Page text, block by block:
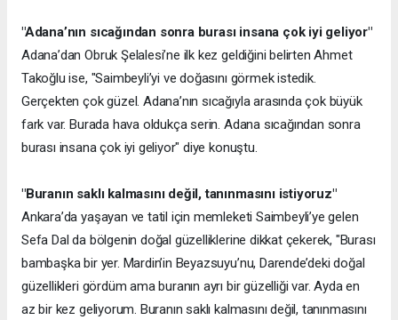
"Adana’nın sıcağından sonra burası insana çok iyi geliyor"
Adana’dan Obruk Şelalesi’ne ilk kez geldiğini belirten Ahmet
Takoğlu ise, "Saimbeyli’yi ve doğasını görmek istedik.
Gerçekten çok güzel. Adana’nın sıcağıyla arasında çok büyük
fark var. Burada hava oldukça serin. Adana sıcağından sonra
burası insana çok iyi geliyor" diye konuştu.
"Buranın saklı kalmasını değil, tanınmasını istiyoruz"
Ankara’da yaşayan ve tatil için memleketi Saimbeyli’ye gelen
Sefa Dal da bölgenin doğal güzelliklerine dikkat çekerek, "Burası
bambaşka bir yer. Mardin’in Beyazsuyu’nu, Darende’deki doğal
güzellikleri gördüm ama buranın ayrı bir güzelliği var. Ayda en
az bir kez geliyorum. Buranın saklı kalmasını değil, tanınmasını